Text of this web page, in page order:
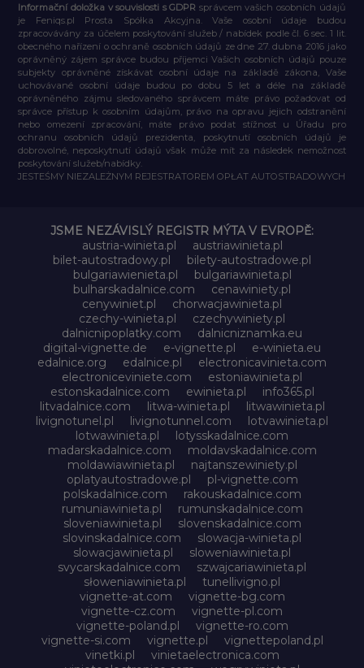
Informační doložka v souvislosti s GDPR správcem vašich osobních údajů
je Feniqs.pl Prosta Spółka Akcyjna. Vaše osobní údaje budou
zpracovávány za účelem poskytování služeb / nabídek podle čl. 6 sec. 1 lit.
obecného nařízení o ochraně osobních údajů ze dne 27. dubna 2016 jako
oprávněný zájem správce budou příjemci Vašich osobních údajů pouze
subjekty oprávněné získávat osobní údaje na základě zákona, Vaše
uchovávané osobní údaje budou po dobu 5 let a déle na základě
oprávněného zájmu sledovaného správcem máte právo požadovat od
správce přístup k osobním údajům, právo na opravu jejich odstranění
nebo omezení zpracování, máte právo podat stížnost u Úřadu pro
ochranu osobních údajů prezidenta, poskytnutí osobních údajů je
dobrovolné, neposkytnutí údajů však může mít za následek nemožnost
poskytování služeb/nabídky.
JESTEŚMY NIEZALEŻNYM REJESTRATOREM OPŁAT AUTOSTRADOWYCH
JSME NEZÁVISLÝ REGISTR MÝTA V EVROPĚ:
austria-winieta.pl
austriawinieta.pl
bilet-autostradowy.pl
bilety-autostradowe.pl
bulgariawienieta.pl
bulgariawinieta.pl
bulharskadalnice.com
cenawiniety.pl
cenywiniet.pl
chorwacjawinieta.pl
czechy-winieta.pl
czechywiniety.pl
dalnicnipoplatky.com
dalnicniznamka.eu
digital-vignette.de
e-vignette.pl
e-winieta.eu
edalnice.org
edalnice.pl
electronicavinieta.com
electroniceviniete.com
estoniawinieta.pl
estonskadalnice.com
ewinieta.pl
info365.pl
litvadalnice.com
litwa-winieta.pl
litwawinieta.pl
livignotunel.pl
livignotunnel.com
lotvawinieta.pl
lotwawinieta.pl
lotysskadalnice.com
madarskadalnice.com
moldavskadalnice.com
moldawiawinieta.pl
najtanszewiniety.pl
oplatyautostradowe.pl
pl-vignette.com
polskadalnice.com
rakouskadalnice.com
rumuniawinieta.pl
rumunskadalnice.com
sloveniawinieta.pl
slovenskadalnice.com
slovinskadalnice.com
slowacja-winieta.pl
slowacjawinieta.pl
sloweniawinieta.pl
svycarskadalnice.com
szwajcariawinieta.pl
słoweniawinieta.pl
tunellivigno.pl
vignette-at.com
vignette-bg.com
vignette-cz.com
vignette-pl.com
vignette-poland.pl
vignette-ro.com
vignette-si.com
vignette.pl
vignettepoland.pl
vinetki.pl
vinietaelectronica.com